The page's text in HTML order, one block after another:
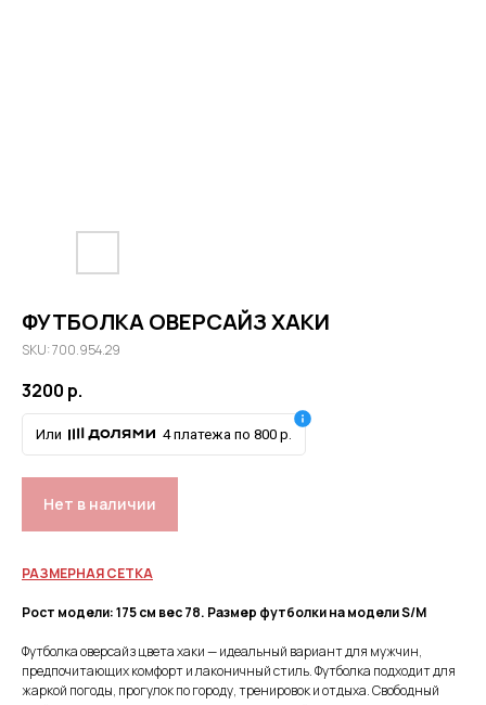
ФУТБОЛКА ОВЕРСАЙЗ ХАКИ
SKU: 700.954.29
3200 р.
Или 4 платежа по 800 р.
Нет в наличии
РАЗМЕРНАЯ СЕТКА
Рост модели: 175 см вес 78. Размер футболки на модели S/M
Футболка оверсайз цвета хаки — идеальный вариант для мужчин,
предпочитающих комфорт и лаконичный стиль. Футболка подходит для
жаркой погоды, прогулок по городу, тренировок и отдыха. Свободный